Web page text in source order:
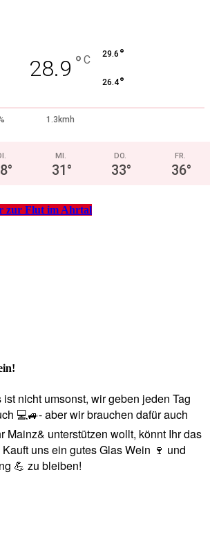
28.9 ° C 29.6 °
26.4°
1.3kmh
°
MI.
31 °
DO.
33°
FR.
36°
zur Flut im Ahrtal
nicht umsonst, wir geben jeden Tag
💻🚙- aber wir brauchen dafür auch
Mainz& unterstützen wollt, könnt Ihr das
uns ein gutes Glas Wein 🍷 und
💪 zu bleiben!